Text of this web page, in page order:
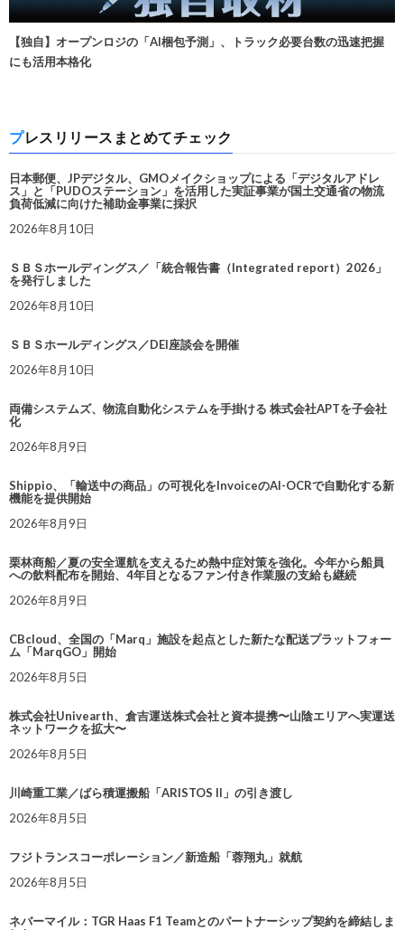
【独自】オープンロジの「AI梱包予測」、トラック必要台数の迅速把握
にも活用本格化
プレスリリースまとめてチェック
日本郵便、JPデジタル、GMOメイクショップによる「デジタルアドレ
ス」と「PUDOステーション」を活用した実証事業が国土交通省の物流
負荷低減に向けた補助金事業に採択
2026年8月10日
ＳＢＳホールディングス／「統合報告書（Integrated report）2026」
を発行しました
2026年8月10日
ＳＢＳホールディングス／DEI座談会を開催
2026年8月10日
両備システムズ、物流自動化システムを手掛ける 株式会社APTを子会社
化
2026年8月9日
Shippio、「輸送中の商品」の可視化をInvoiceのAI-OCRで自動化する新
機能を提供開始
2026年8月9日
栗林商船／夏の安全運航を支えるため熱中症対策を強化。今年から船員
への飲料配布を開始、4年目となるファン付き作業服の支給も継続
2026年8月9日
CBcloud、全国の「Marq」施設を起点とした新たな配送プラットフォー
ム「MarqGO」開始
2026年8月5日
株式会社Univearth、倉吉運送株式会社と資本提携〜山陰エリアへ実運送
ネットワークを拡大〜
2026年8月5日
川崎重工業／ばら積運搬船「ARISTOS II」の引き渡し
2026年8月5日
フジトランスコーポレーション／新造船「蓉翔丸」就航
2026年8月5日
ネバーマイル：TGR Haas F1 Teamとのパートナーシップ契約を締結しま